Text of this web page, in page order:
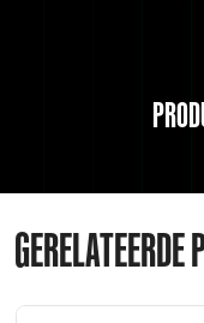
GERELATEERDE